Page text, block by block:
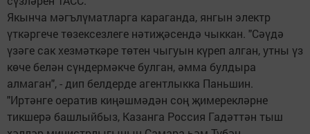
Якынча мәгълүматларга караганда, янгын электр
үткәргече төзексезлеге нәтиҗәсендә чыккан. "Сәүдә
үзәге сак хезмәткәре төтен чыгуын күреп алган, утны үз
көче белән сүндермәкче булган, әмма булдыра
алмаган", - дип белдерде агентлыкка Паньшин.
"Иртәнге оератив киңәшмәдән соң җимерекләрне
тикшерә башлыйбыз, Казанга Россия Гадәттән тыш